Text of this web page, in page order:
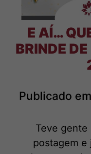
E AÍ…
BRINDE
Publicado
Teve
postagem e